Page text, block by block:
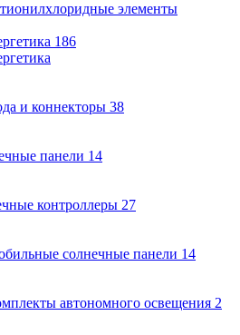
элементы
186
и коннекторы 38
панели 14
контроллеры 27
солнечные панели 14
автономного освещения 2